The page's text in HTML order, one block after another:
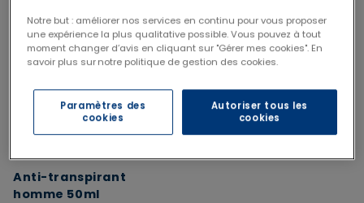
Anti-transpirant
homme 50ml
Notre but : améliorer nos services en continu pour vous proposer
une expérience la plus qualitative possible. Vous pouvez à tout
moment changer d’avis en cliquant sur "Gérer mes cookies". En
savoir plus sur notre politique de gestion des cookies.
Paramètres des
cookies
Autoriser tous les
cookies